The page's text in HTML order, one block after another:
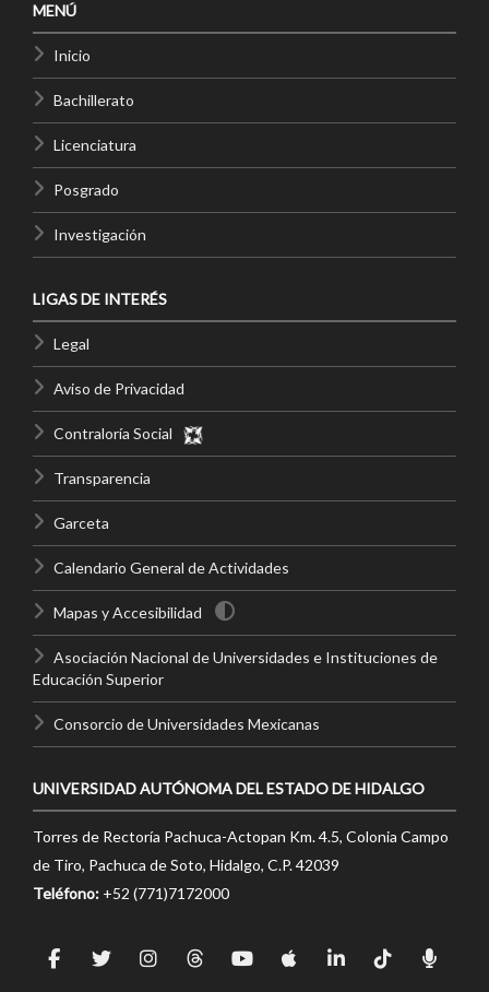
MENÚ
Inicio
Bachillerato
Licenciatura
Posgrado
Investigación
LIGAS DE INTERÉS
Legal
Aviso de Privacidad
Contraloría Social
Transparencia
Garceta
Calendario General de Actividades
Mapas y Accesibilidad
Asociación Nacional de Universidades e Instituciones de
Educación Superior
Consorcio de Universidades Mexicanas
UNIVERSIDAD AUTÓNOMA DEL ESTADO DE HIDALGO
Torres de Rectoría Pachuca-Actopan Km. 4.5, Colonia Campo
de Tiro, Pachuca de Soto, Hidalgo, C.P. 42039
Teléfono: +52 (771)7172000